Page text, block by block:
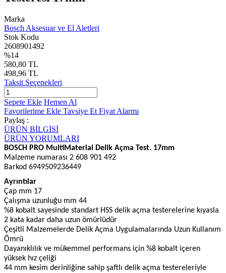
Marka
Bosch Aksesuar ve El Aletleri
Stok Kodu
2608901492
%14
580,80 TL
498,96 TL
Taksit Seçenekleri
Sepete Ekle Hemen Al
Favorilerime Ekle Tavsiye Et Fiyat Alarmı
Paylaş :
ÜRÜN BİLGİSİ
ÜRÜN YORUMLARI
BOSCH PRO MultiMaterial Delik Açma Test. 17mm
Malzeme numarası 2 608 901 492
Barkod 6949509236449
Ayrıntılar
Çap mm 17
Çalışma uzunluğu mm 44
%8 kobalt sayesinde standart HSS delik açma testerelerine kıyasla
2 kata kadar daha uzun ömürlüdür
Çeşitli Malzemelerde Delik Açma Uygulamalarında Uzun Kullanım
Ömrü
Dayanıklılık ve mükemmel performans için %8 kobalt içeren
yüksek hız çeliği
44 mm kesim derinliğine sahip şaftlı delik açma testereleriyle